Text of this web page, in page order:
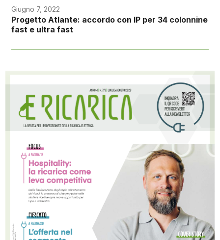
Giugno 7, 2022
Progetto Atlante: accordo con IP per 34 colonnine
fast e ultra fast